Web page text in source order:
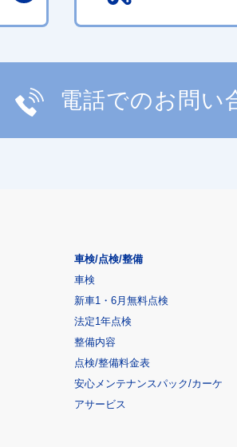
電話でのお問い
車検/点検/整備
車検
新車1・6月無料点検
法定1年点検
整備内容
点検/整備料金表
安心メンテナンスパック/カーケ
アサービス